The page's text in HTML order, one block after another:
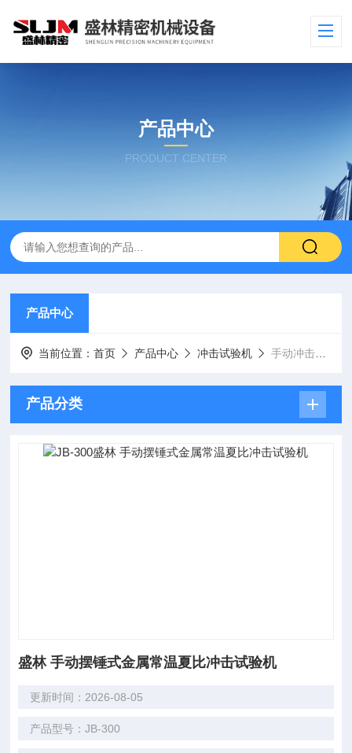
产品中心
PRODUCT CENTER
产品中心
当前位置：首页 产品中心 冲击试验机 手动冲击试验机
产品分类
盛林 手动摆锤式金属常温夏比冲击试验机
更新时间：2026-08-05
产品型号：JB-300